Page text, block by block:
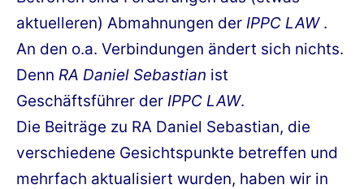
aktuelleren) Abmahnungen der IPPC LAW .
An den o.a. Verbindungen ändert sich nichts.
Denn RA Daniel Sebastian ist
Geschäftsführer der IPPC LAW.
Die Beiträge zu RA Daniel Sebastian, die
verschiedene Gesichtspunkte betreffen und
mehrfach aktualisiert wurden, haben wir in